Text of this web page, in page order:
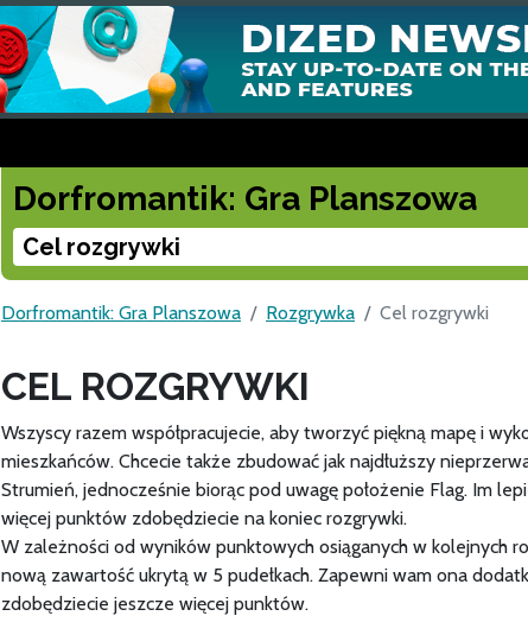
Dorfromantik: Gra Planszowa
Cel rozgrywki
Dorfromantik: Gra Planszowa Rozgrywka Cel rozgrywki
CEL ROZGRYWKI
Wszyscy razem współpracujecie, aby tworzyć piękną mapę i
mieszkańców. Chcecie także zbudować jak najdłuższy
Strumień, jednocześnie biorąc pod uwagę położenie Flag. Im
więcej punktów zdobędziecie na koniec rozgrywki.
W zależności od wyników punktowych osiąganych w kolejnych
nową zawartość ukrytą w 5 pudełkach. Zapewni wam ona
zdobędziecie jeszcze więcej punktów.